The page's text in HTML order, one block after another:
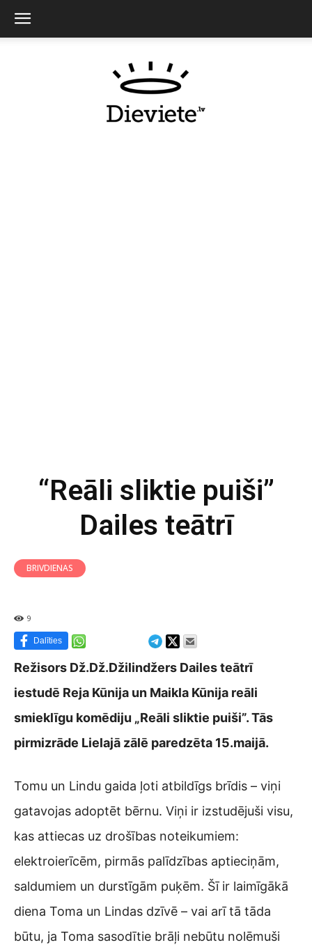
“Reāli sliktie puiši”
Dailes teātrī
BRIVDIENAS
9
Dalīties
Režisors Dž.Dž.Džilindžers Dailes teātrī
iestudē Reja Kūnija un Maikla Kūnija reāli
smieklīgu komēdiju „Reāli sliktie puiši”. Tās
pirmizrāde Lielajā zālē paredzēta 15.maijā.
Tomu un Lindu gaida ļoti atbildīgs brīdis – viņi
gatavojas adoptēt bērnu. Viņi ir izstudējuši visu,
kas attiecas uz drošības noteikumiem:
elektroierīcēm, pirmās palīdzības aptieciņām,
saldumiem un durstīgām puķēm. Šī ir laimīgākā
diena Toma un Lindas dzīvē – vai arī tā tāda
būtu, ja Toma sasodītie brāļi nebūtu nolēmuši